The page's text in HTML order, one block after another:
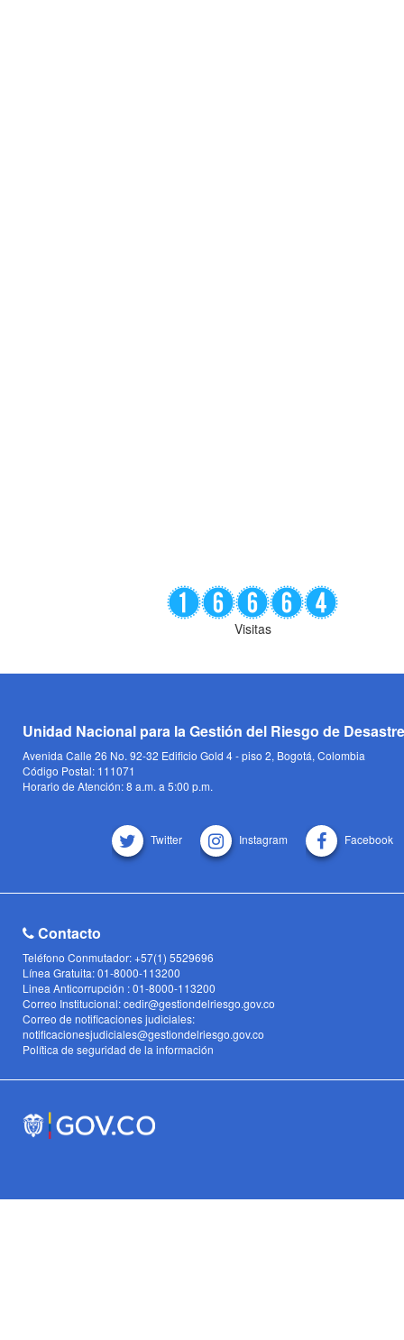
Visitas
Unidad Nacional para la Gestión del Riesgo de
Avenida Calle 26 No. 92-32 Edificio Gold 4 - piso 2, Bogotá, Colombia
Código Postal: 111071
Horario de Atención: 8 a.m. a 5:00 p.m.
Twitter Instagram Facebook
Contacto
Teléfono Conmutador: +57(1) 5529696
Línea Gratuita: 01-8000-113200
Linea Anticorrupción : 01-8000-113200
Correo Institucional: cedir@gestiondelriesgo.gov.co
Correo de notificaciones judiciales:
notificacionesjudiciales@gestiondelriesgo.gov.co
Política de seguridad de la información